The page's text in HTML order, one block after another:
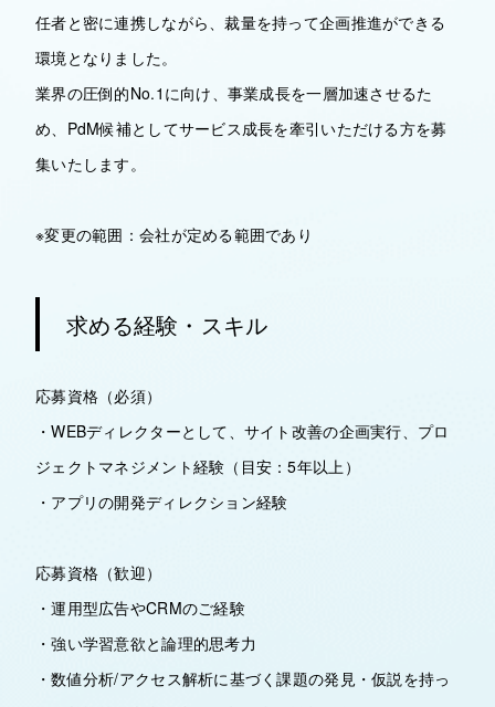
任者と密に連携しながら、裁量を持って企画推進ができる
環境となりました。
業界の圧倒的No.1に向け、事業成長を一層加速させるた
め、PdM候補としてサービス成長を牽引いただける方を募
集いたします。
※変更の範囲：会社が定める範囲であり
求める経験・スキル
応募資格（必須）
・WEBディレクターとして、サイト改善の企画実行、プロ
ジェクトマネジメント経験（目安：5年以上）
・アプリの開発ディレクション経験
応募資格（歓迎）
・運用型広告やCRMのご経験
・強い学習意欲と論理的思考力
・数値分析/アクセス解析に基づく課題の発見・仮説を持っ